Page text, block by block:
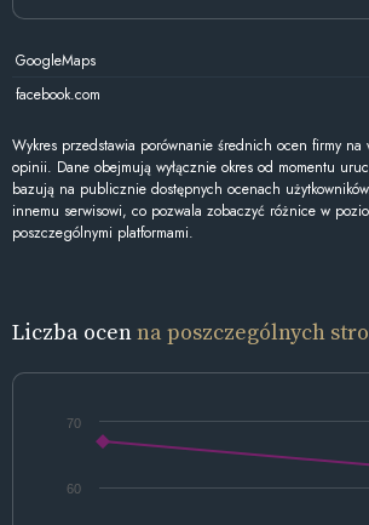
GoogleMaps
facebook.com
Wykres przedstawia porównanie średnich ocen firmy na
opinii. Dane obejmują wyłącznie okres od momentu
bazują na publicznie dostępnych ocenach
innemu serwisowi, co pozwala zobaczyć różnice w
poszczególnymi platformami.
Liczba ocenna poszczególnych
60
70